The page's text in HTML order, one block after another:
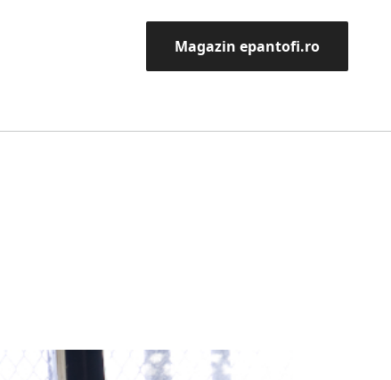
Magazin epantofi.ro